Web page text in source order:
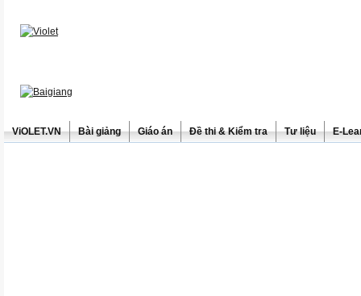
ViOLET.VN Bài giảng Giáo án Đề thi & Kiểm tra Tư liệu E-